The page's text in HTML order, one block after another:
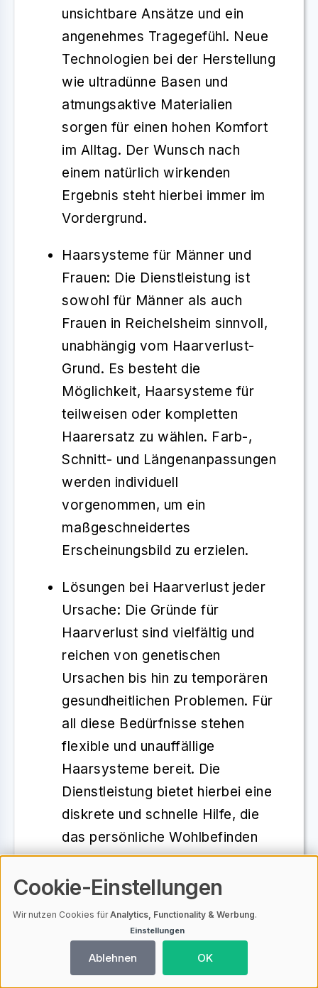
unsichtbare Ansätze und ein
angenehmes Tragegefühl. Neue
Technologien bei der Herstellung
wie ultradünne Basen und
atmungsaktive Materialien
sorgen für einen hohen Komfort
im Alltag. Der Wunsch nach
einem natürlich wirkenden
Ergebnis steht hierbei immer im
Vordergrund.
Haarsysteme für Männer und
Frauen: Die Dienstleistung ist
sowohl für Männer als auch
Frauen in Reichelsheim sinnvoll,
unabhängig vom Haarverlust-
Grund. Es besteht die
Möglichkeit, Haarsysteme für
teilweisen oder kompletten
Haarersatz zu wählen. Farb-,
Schnitt- und Längenanpassungen
werden individuell
vorgenommen, um ein
maßgeschneidertes
Erscheinungsbild zu erzielen.
Lösungen bei Haarverlust jeder
Ursache: Die Gründe für
Haarverlust sind vielfältig und
reichen von genetischen
Ursachen bis hin zu temporären
gesundheitlichen Problemen. Für
all diese Bedürfnisse stehen
flexible und unauffällige
Haarsysteme bereit. Die
Dienstleistung bietet hierbei eine
diskrete und schnelle Hilfe, die
das persönliche Wohlbefinden
verbessert.
Unkomplizierte Bestellung und
diskrete Lieferung:Haarsysteme
können direkt für Reichelsheim
bestelltwerden. Eine schnelle
Cookie-Einstellungen
Wir nutzen Cookies fürAnalytics, Functionality & Werbung.
Einstellungen
Ablehnen OK